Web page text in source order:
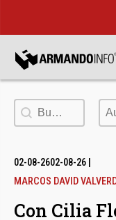
Buscar
02-08-2602-08-26
MARCOS DAVID
Con Cilia